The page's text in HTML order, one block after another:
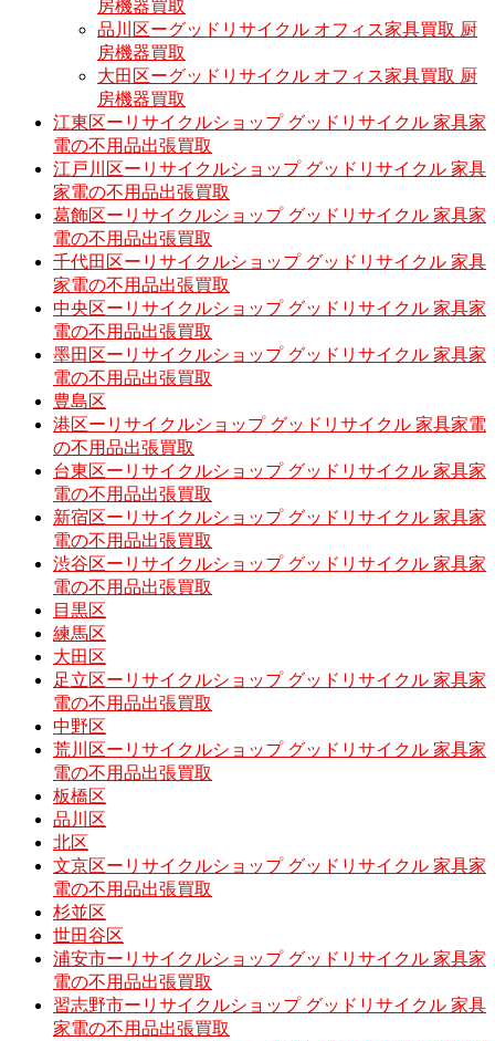
房機器買取
品川区ーグッドリサイクル オフィス家具買取 厨
房機器買取
大田区ーグッドリサイクル オフィス家具買取 厨
房機器買取
江東区ーリサイクルショップ グッドリサイクル 家具家
電の不用品出張買取
江戸川区ーリサイクルショップ グッドリサイクル 家具
家電の不用品出張買取
葛飾区ーリサイクルショップ グッドリサイクル 家具家
電の不用品出張買取
千代田区ーリサイクルショップ グッドリサイクル 家具
家電の不用品出張買取
中央区ーリサイクルショップ グッドリサイクル 家具家
電の不用品出張買取
墨田区ーリサイクルショップ グッドリサイクル 家具家
電の不用品出張買取
豊島区
港区ーリサイクルショップ グッドリサイクル 家具家電
の不用品出張買取
台東区ーリサイクルショップ グッドリサイクル 家具家
電の不用品出張買取
新宿区ーリサイクルショップ グッドリサイクル 家具家
電の不用品出張買取
渋谷区ーリサイクルショップ グッドリサイクル 家具家
電の不用品出張買取
目黒区
練馬区
大田区
足立区ーリサイクルショップ グッドリサイクル 家具家
電の不用品出張買取
中野区
荒川区ーリサイクルショップ グッドリサイクル 家具家
電の不用品出張買取
板橋区
品川区
北区
文京区ーリサイクルショップ グッドリサイクル 家具家
電の不用品出張買取
杉並区
世田谷区
浦安市ーリサイクルショップ グッドリサイクル 家具家
電の不用品出張買取
習志野市ーリサイクルショップ グッドリサイクル 家具
家電の不用品出張買取